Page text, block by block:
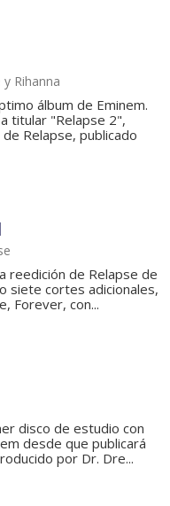
y Rihanna
álbum de Eminem.
titular "Relapse 2",
Relapse, publicado
reedición de Relapse de
siete cortes adicionales,
Forever, con...
disco de estudio con
desde que publicará
por Dr. Dre...